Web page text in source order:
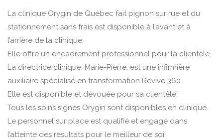
La clinique Orygin de Québec fait pignon sur rue et du
stationnement sans frais est disponible à l’avant et à
l’arrière de la clinique.
Elle offre un encadrement professionnel pour la clientèle.
La directrice clinique, Marie-Pierre, est une infirmière
auxiliaire spécialisé en transformation Revive 360.
Elle est disponible et dévouée pour sa clientèle.
Tous les soins signés Orygin sont disponibles en clinique.
Le personnel sur place est qualifié et engagé dans
l’atteinte des résultats pour le meilleur de soi.